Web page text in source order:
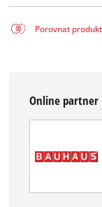
Porovnat produkt
Online partner